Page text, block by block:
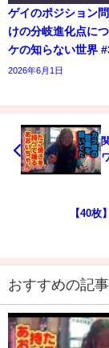
ゲイのポジション
けの分岐進化点に
ケの知らない世界
2026年6月1日
【40枚
おすすめの記事